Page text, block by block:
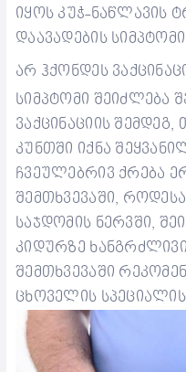
იყოს კუჭ-ნაწლავის
დაავადების
არ ჰქონდეს
სიმპტომი შეიძლება
ვაქცინაციის შემდეგ,
კუნთში იქნა
ჩვეულებრივ ქრება
შემთხვევაში,
საჯდომის ნერვში,
კიდურზე
შემთხვევაში
ცხოველის